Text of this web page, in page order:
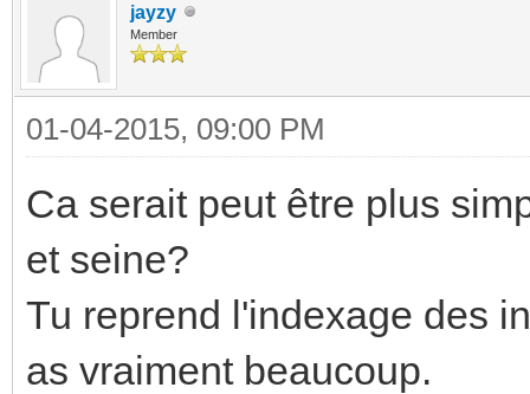
jayzy
Member
01-04-2015, 09:00 PM
Ca serait peut être plus
et seine?
Tu reprend l'indexage des
as vraiment beaucoup.